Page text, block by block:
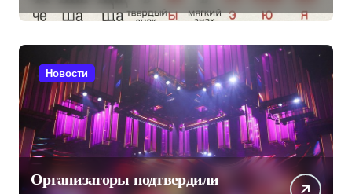
Новости
Организаторы подтвердили